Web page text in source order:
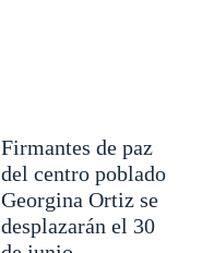
Firmantes de paz
del centro poblado
Georgina Ortiz se
desplazarán el 30